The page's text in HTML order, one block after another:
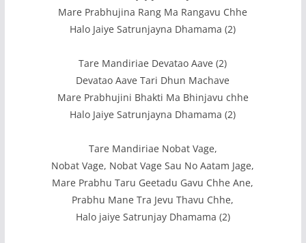
Mare Prabhujina Rang Ma Rangavu Chhe
Halo Jaiye Satrunjayna Dhamama (2)
Tare Mandiriae Devatao Aave (2)
Devatao Aave Tari Dhun Machave
Mare Prabhujini Bhakti Ma Bhinjavu chhe
Halo Jaiye Satrunjayna Dhamama (2)
Tare Mandiriae Nobat Vage,
Nobat Vage, Nobat Vage Sau No Aatam Jage,
Mare Prabhu Taru Geetadu Gavu Chhe Ane,
Prabhu Mane Tra Jevu Thavu Chhe,
Halo jaiye Satrunjay Dhamama (2)